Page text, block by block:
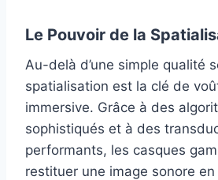
Le Pouvoir de la
Au-delà d’une simple qualité
spatialisation est la clé de
immersive. Grâce à des
sophistiqués et à des
performants, les casques
restituer une image sonore